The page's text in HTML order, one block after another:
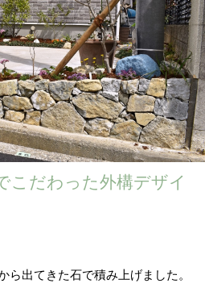
こだわった外構デザイ
ら出てきた石で積み上げました。